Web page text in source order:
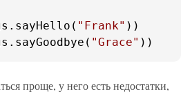
"Frank"
"Grace" ))
проще, у него есть недостатки,